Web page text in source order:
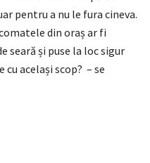
pentru a nu le fura cineva.
din oraș ar fi
seară și puse la loc sigur
același scop? – se